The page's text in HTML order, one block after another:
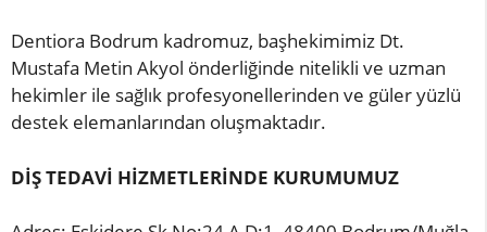
Dentiora Bodrum kadromuz, başhekimimiz Dt.
Mustafa Metin Akyol önderliğinde nitelikli ve uzman
hekimler ile sağlık profesyonellerinden ve güler yüzlü
destek elemanlarından oluşmaktadır.
DİŞ TEDAVİ HİZMETLERİNDE KURUMUMUZ